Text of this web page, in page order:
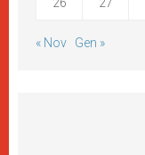
« Nov Gen »